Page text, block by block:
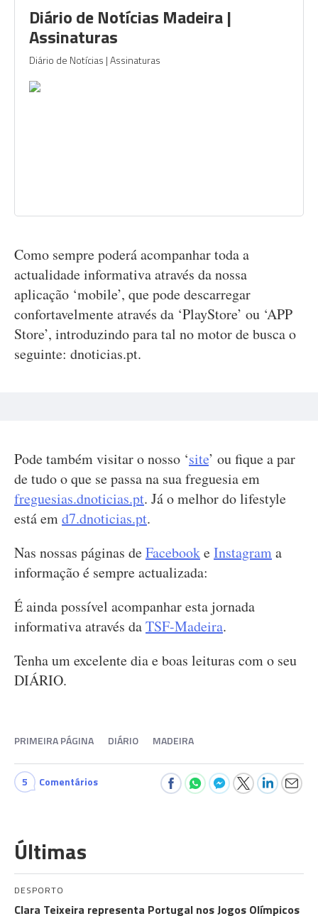
Diário de Notícias Madeira |
Assinaturas
Diário de Notícias | Assinaturas
Como sempre poderá acompanhar toda a
actualidade informativa através da nossa
aplicação ‘mobile’, que pode descarregar
confortavelmente através da ‘PlayStore’ ou ‘APP
Store’, introduzindo para tal no motor de busca o
seguinte: dnoticias.pt.
Pode também visitar o nosso ‘site’ ou fique a par
de tudo o que se passa na sua freguesia em
freguesias.dnoticias.pt. Já o melhor do lifestyle
está emd7.dnoticias.pt.
Nas nossas páginas deFacebookeInstagrama
informação é sempre actualizada:
É ainda possível acompanhar esta jornada
informativa através daTSF-Madeira.
Tenha um excelente dia e boas leituras com o seu
DIÁRIO.
PRIMEIRA PÁGINA DIÁRIO MADEIRA
5 Comentários
Últimas
DESPORTO
Clara Teixeira representa Portugal nos Jogos Olímpicos